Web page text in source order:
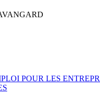
POUR LES